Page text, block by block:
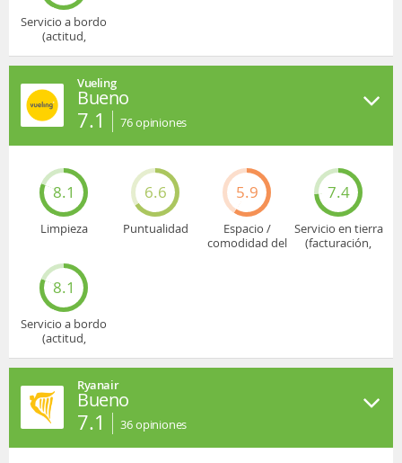
Servicio a bordo
(actitud,
Vueling
Bueno
7.1 76opiniones
8.1
Limpieza
6.6
Puntualidad
5.9
Espacio /
comodidad del
7.4
Servicio en tierra
(facturación,
8.1
Servicio a bordo
(actitud,
Ryanair
Bueno
7.1 36opiniones